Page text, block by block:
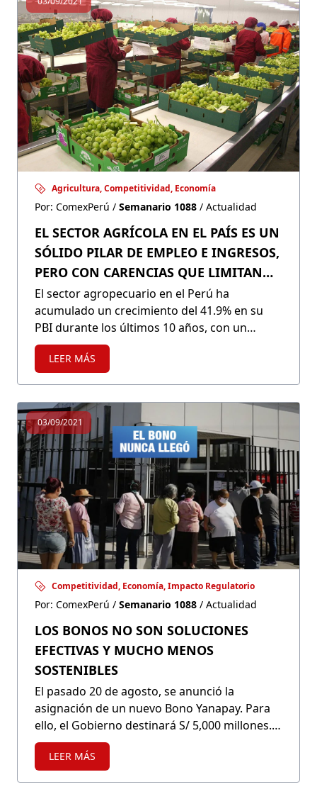
Agricultura, Competitividad, Economía
Por: ComexPerú / Semanario 1088 / Actualidad
EL SECTOR AGRÍCOLA EN EL PAÍS ES UN
SÓLIDO PILAR DE EMPLEO E INGRESOS,
PERO CON CARENCIAS QUE LIMITAN
SU DESARROLLO
El sector agropecuario en el Perú ha
acumulado un crecimiento del 41.9% en su
PBI durante los últimos 10 años, con un
dinamismo que no sufrió la misma caída que
otros sectores productivos por causa de la
condiciones laborales que invocan la acción
efectiva y priorización de la política pública.
LEER MÁS
03/09/2021
Competitividad, Economía, Impacto Regulatorio
Por: ComexPerú / Semanario 1088 / Actualidad
LOS BONOS NO SON SOLUCIONES
EFECTIVAS Y MUCHO MENOS
SOSTENIBLES
El pasado 20 de agosto, se anunció la
asignación de un nuevo Bono Yanapay. Para
ello, el Gobierno destinará S/ 5,000 millones.
No obstante, problemas como la informalidad
y la baja inclusión financiera no permitirían
LEER MÁS